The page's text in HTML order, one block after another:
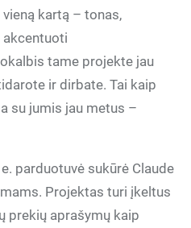
kartą – tonas,
akcentuoti
tame projekte jau
ir dirbate. Tai kaip
su jumis jau metus –
parduotuvė sukūrė Claude
Projektas turi įkeltus
prekių aprašymų kaip